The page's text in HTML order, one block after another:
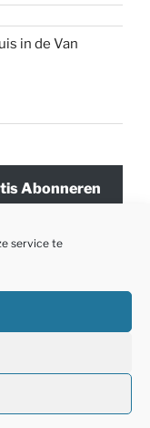
service te
in de Van
Abonneren